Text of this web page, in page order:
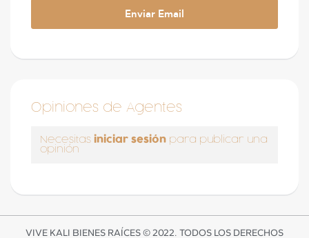
Opiniones de Agentes
Necesitas iniciar sesión para publicar una
opinión
VIVE KALI BIENES RAÍCES © 2022. TODOS LOS DERECHOS